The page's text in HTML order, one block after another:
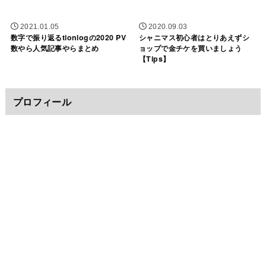
2021.01.05
数字で振り返るtionlogの2020 PV
数やら人気記事やらまとめ
2020.09.03
シャニマス初心者はとりあえずシ
ョップで金チケを買いましょう
【Tips】
プロフィール